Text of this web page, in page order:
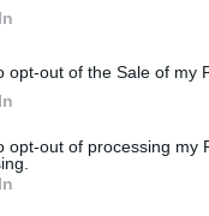
opt-out of the Sale of my
opt-out of processing my